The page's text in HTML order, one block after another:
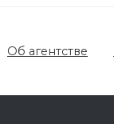
Об агентстве